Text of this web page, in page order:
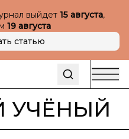
выйдет 15 августа,
19 августа
статью
УЧЁНЫЙ